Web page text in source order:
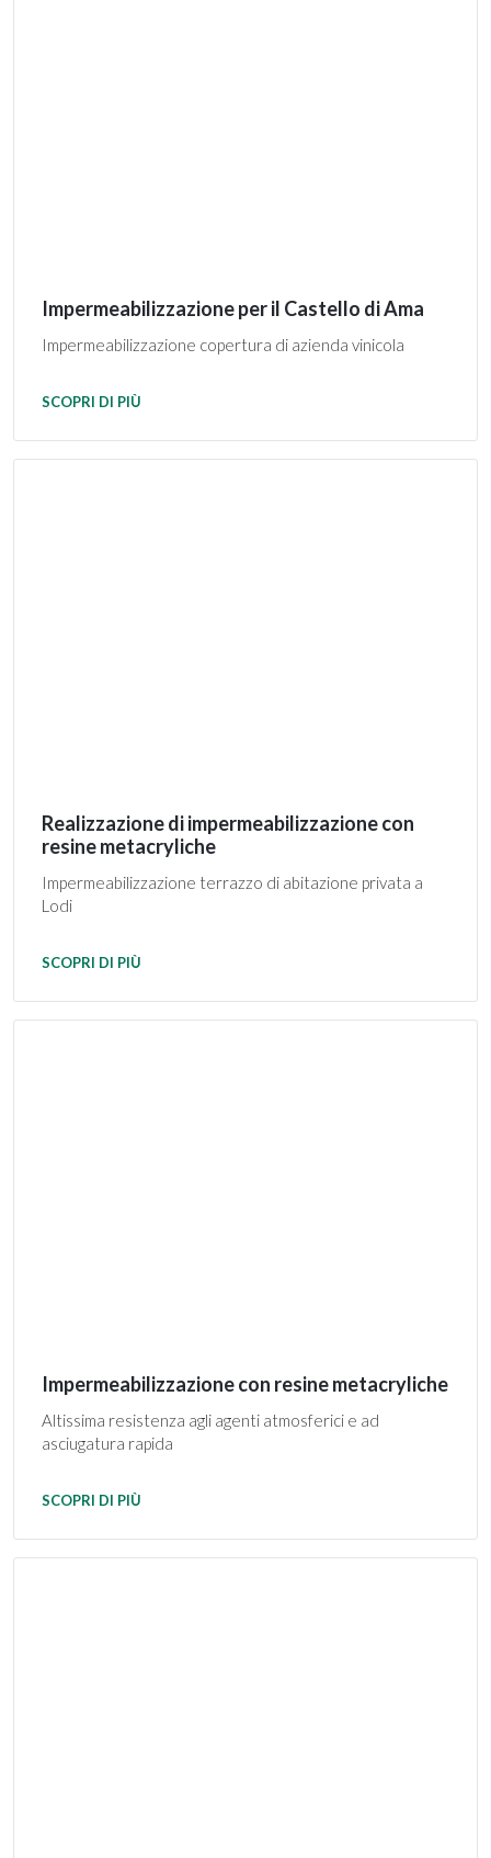
Impermeabilizzazione per il Castello di Ama
Impermeabilizzazione copertura di azienda vinicola
SCOPRI DI PIÙ
Realizzazione di impermeabilizzazione con
resine metacryliche
Impermeabilizzazione terrazzo di abitazione privata a
Lodi
SCOPRI DI PIÙ
Impermeabilizzazione con resine metacryliche
Altissima resistenza agli agenti atmosferici e ad
asciugatura rapida
SCOPRI DI PIÙ